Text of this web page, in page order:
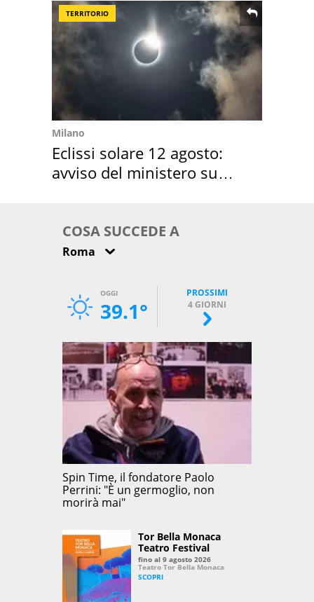
TERRITORIO
Milano
Eclissi solare 12 agosto:
avviso del ministero su